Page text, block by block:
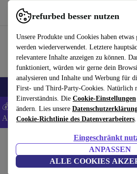
refurbed besser nutzen
Unsere Produkte und Cookies haben etwas
werden wiederverwendet. Letztere
relevantere Inhalte anzeigen zu können.
funktioniert, würden wir gerne dein
analysieren und Inhalte und Werbung für
First- und Third-Party-Cookies. Natürlich
Einverständnis. Die Cookie-Einstellungen
ändern. Lies unsere
Cookie-Richtlinie des Datenverarbeiters.
Eingeschränkt
ANPASSEN
ALLE COOKIES
refurbed schnell und einfach nutzen
🎒 Back to school Handys Laptops
💰 Extra -8% auf Samsung- und Google-
ANDROID8 -AGB
Zubehör Computer Zubehör
ZTE MC 801 5G Router